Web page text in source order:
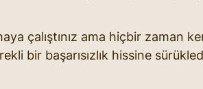
çalıştınız ama hiçbir zaman
bir başarısızlık hissine